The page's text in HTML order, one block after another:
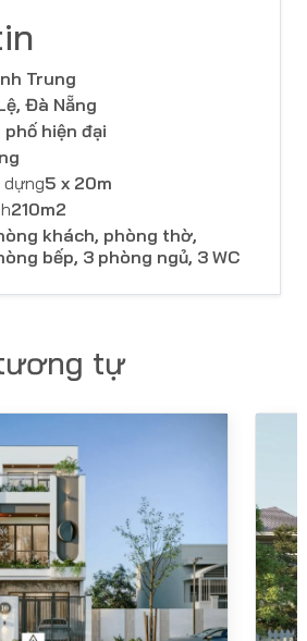
Trung
Đà Nẵng
phố hiện đại
dựng5 x 20m
210m2
khách, phòng thờ,
bếp, 3 phòng ngủ, 3 WC
tự